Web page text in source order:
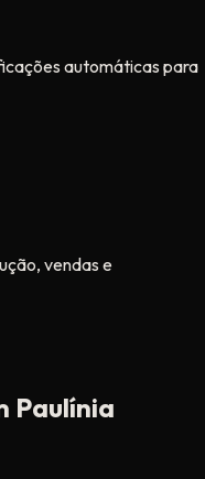
automáticas para
vendas e
Paulínia